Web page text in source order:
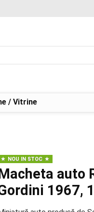
/ Vitrine
NOU IN STOC
auto
1967,